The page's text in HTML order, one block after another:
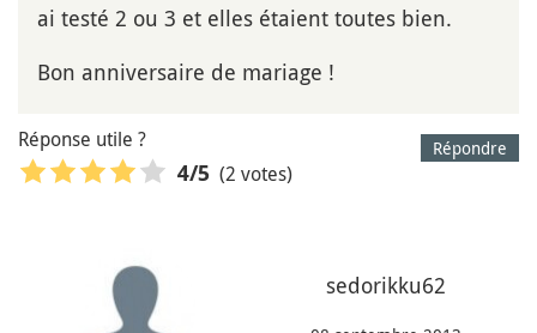
ai testé 2 ou 3 et elles étaient toutes bien.
Bon anniversaire de mariage !
Répondre
Réponse utile ?
4/5 (2 votes)
sedorikku62